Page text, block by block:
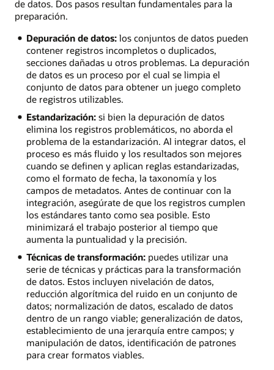
de datos. Dos pasos resultan fundamentales para la
preparación.
Depuración de datos:los conjuntos de datos pueden
contener registros incompletos o duplicados,
secciones dañadas u otros problemas. La depuración
de datos es un proceso por el cual se limpia el
conjunto de datos para obtener un juego completo
de registros utilizables.
Estandarización:si bien la depuración de datos
elimina los registros problemáticos, no aborda el
problema de la estandarización. Al integrar datos, el
proceso es más fluido y los resultados son mejores
cuando se definen y aplican reglas estandarizadas,
como el formato de fecha, la taxonomía y los
campos de metadatos. Antes de continuar con la
integración, asegúrate de que los registros cumplen
los estándares tanto como sea posible. Esto
minimizará el trabajo posterior al tiempo que
aumenta la puntualidad y la precisión.
Técnicas de transformación:puedes utilizar una
serie de técnicas y prácticas para la transformación
de datos. Estos incluyen nivelación de datos,
reducción algorítmica del ruido en un conjunto de
datos; normalización de datos, escalado de datos
dentro de un rango viable; generalización de datos,
establecimiento de una jerarquía entre campos; y
manipulación de datos, identificación de patrones
para crear formatos viables.